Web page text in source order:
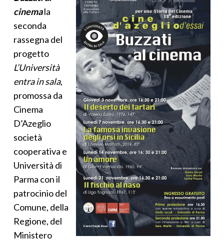
cinemala
seconda
rassegna del
progetto
L’Università
entra in sala,
promossa da
Cinema
D’Azeglio
società
cooperativa e
Università di
Parma con il
patrocinio del
Comune, della
Regione, del
Ministero